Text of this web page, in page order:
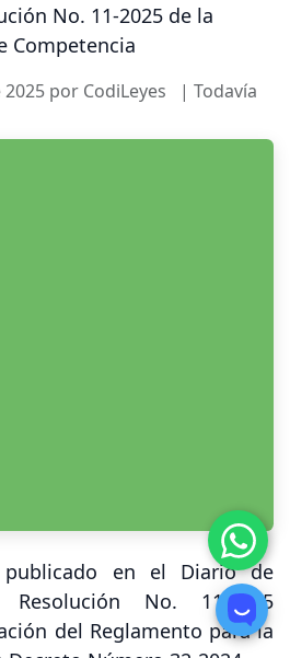
No. 11-2025 de la
Competencia
por CodiLeyes
| Todavía
publicado en el Diario de
Resolución No. 11-2025
del Reglamento para la